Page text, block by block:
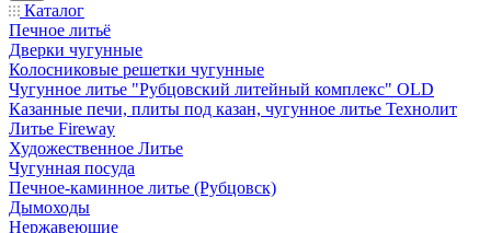
Каталог
Печное литьё
Дверки чугунные
Колосниковые решетки чугунные
Чугунное литье "Рубцовский литейный комплекс" OLD
Казанные печи, плиты под казан, чугунное литье Технолит
Литье Fireway
Художественное Литье
Чугунная посуда
Печное-каминное литье (Рубцовск)
Дымоходы
Нержавеющие